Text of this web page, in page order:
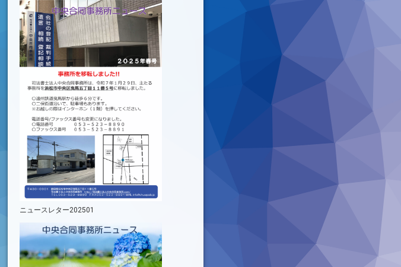
ニュースレター202501